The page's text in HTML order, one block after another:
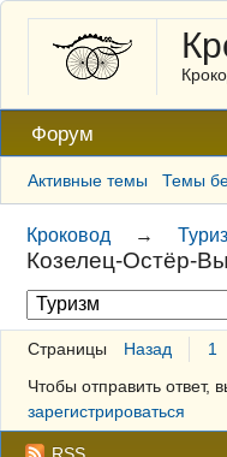
Форум
Активные темы Темы
Кроковод →
Козелец-Остёр-
Страницы Назад 1
Чтобы отправить ответ,
зарегистрироваться